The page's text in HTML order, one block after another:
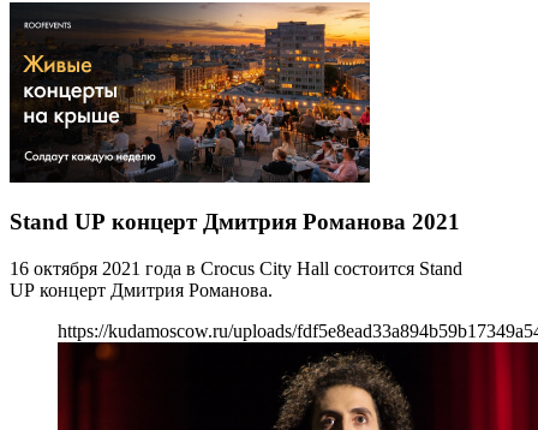
Stand UP концерт Дмитрия Романова 2021
16 октября 2021 года в Crocus City Hall состоится Stand
UP концерт Дмитрия Романова.
https://kudamoscow.ru/uploads/